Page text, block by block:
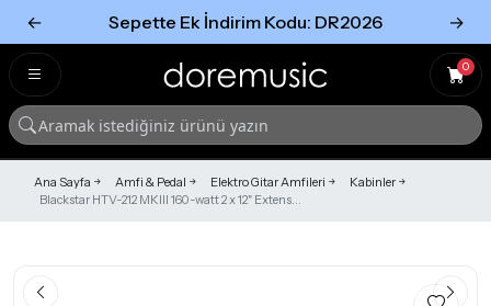
← Sepette Ek İndirim Kodu: DR2026 →
0
Ana Sayfa Amfi & Pedal Elektro Gitar Amfileri
Kabinler
Blackstar HTV-212 MKIII 160-watt 2 x 12" Extens...
Tümünü Gör
Tümünü gör